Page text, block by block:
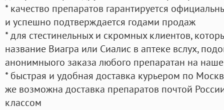
* качество препаратов гарантируется
и успешно подтверждается годами продаж
* для стестинельных и скромных клиентов,
название Виагра или Сиалис в аптеке вслух,
анонимныого заказа любого препаратан на
* быстрая и удобная доставка курьером по
же возможна доставка препаратов почтой
классом